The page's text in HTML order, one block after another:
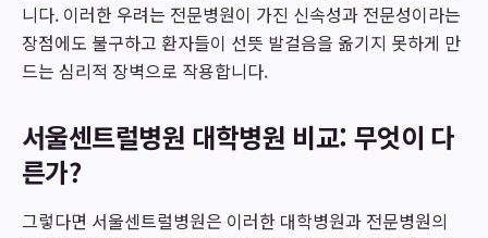
니다. 이러한 우려는 전문병원이 가진 신속성과 전문성이라는
장점에도 불구하고 환자들이 선뜻 발걸음을 옮기지 못하게 만
드는 심리적 장벽으로 작용합니다.
서울센트럴병원 대학병원 비교: 무엇이 다
른가?
그렇다면 서울센트럴병원은 이러한 대학병원과 전문병원의